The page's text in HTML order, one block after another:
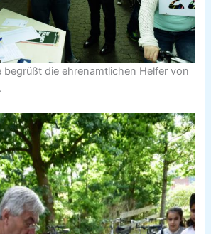
begrüßt die ehrenamtlichen Helfer von